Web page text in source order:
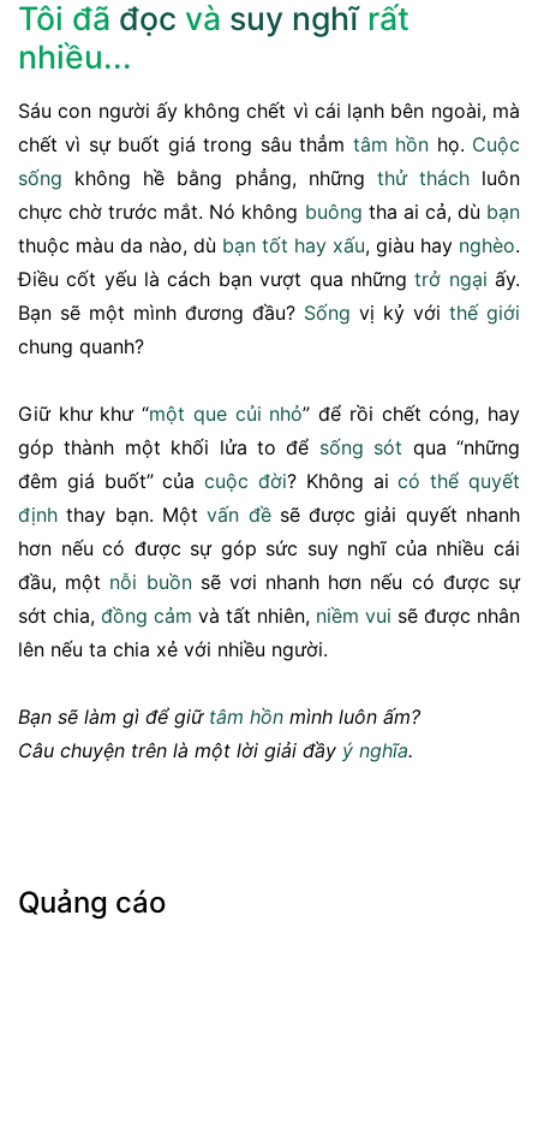
Tôi đã đọc và suy nghĩrất
nhiều...
Sáu con người ấy không chết vì cái lạnh bên ngoài, mà
chết vì sự buốt giá trong sâu thẳm tâm hồn họ. Cuộc
sống không hề bằng phẳng, những thử tháchluôn
chực chờ trước mắt. Nó không buông tha ai cả, dù bạn
thuộc màu da nào, dù bạn tốt hay xấu, giàu hay nghèo.
Điều cốt yếu là cách bạn vượt qua nhữngtrở ngại ấy.
Bạn sẽ một mình đương đầu? Sống vị kỷ với thế giới
chung quanh?
Giữ khư khư “một que củi nhỏ” để rồi chết cóng, hay
góp thành một khối lửa to để sống sót qua “những
đêm giá buốt” củacuộc đời? Không aicó thể quyết
định thay bạn. Mộtvấn đềsẽ được giải quyết nhanh
hơn nếu có được sự góp sức suy nghĩ của nhiều cái
đầu, một nỗi buồnsẽ vơi nhanh hơn nếu có được sự
sớt chia, đồng cảm và tất nhiên, niềm vui sẽ được nhân
lên nếu ta chia xẻ với nhiều người.
Bạn sẽ làm gì để giữ tâm hồn mình luôn ấm?
Câu chuyện trên là một lời giải đầy ý nghĩa.
Quảng cáo